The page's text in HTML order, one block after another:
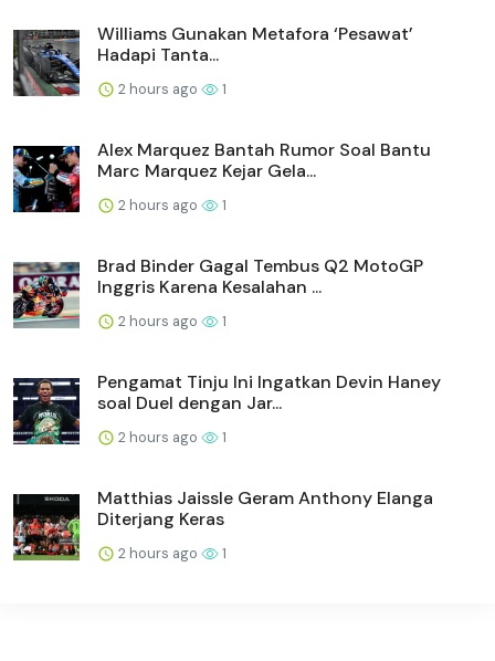
Williams Gunakan Metafora ‘Pesawat’
Hadapi Tanta...
2 hours ago 1
Alex Marquez Bantah Rumor Soal Bantu
Marc Marquez Kejar Gela...
2 hours ago 1
Brad Binder Gagal Tembus Q2 MotoGP
Inggris Karena Kesalahan ...
2 hours ago 1
Pengamat Tinju Ini Ingatkan Devin Haney
soal Duel dengan Jar...
2 hours ago 1
Matthias Jaissle Geram Anthony Elanga
Diterjang Keras
2 hours ago 1